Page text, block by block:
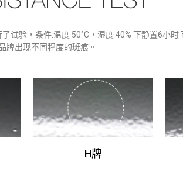
试验，条件:温度 50°C，湿度 40% 下静置6小时
牌出现不同程度的斑痕。
H牌